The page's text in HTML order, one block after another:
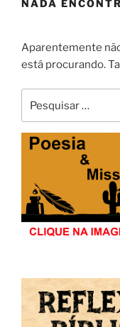
NADA
Aparentemente
está procurando.
por: